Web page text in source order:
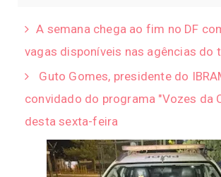
A semana chega ao fim no DF
vagas disponíveis nas agências do
Guto Gomes, presidente do
convidado do programa "Vozes da
desta sexta-feira